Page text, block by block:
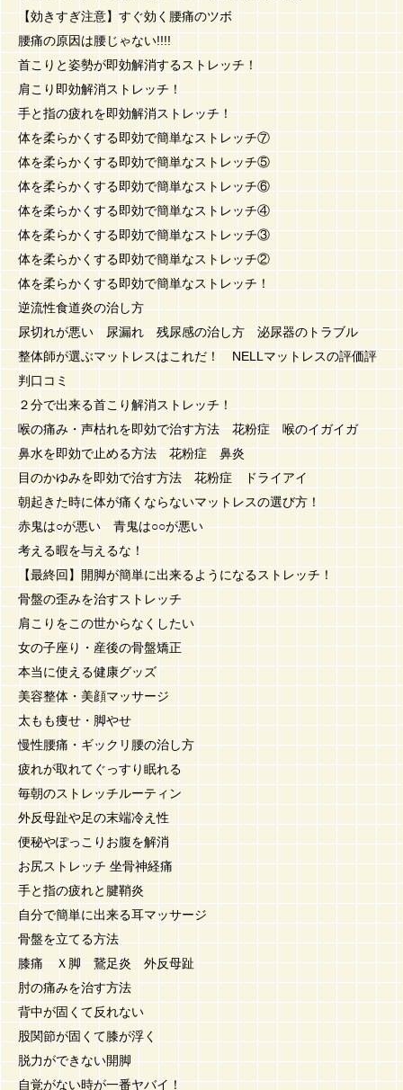
【効きすぎ注意】すぐ効く腰痛のツボ
腰痛の原因は腰じゃない!!!!
首こりと姿勢が即効解消するストレッチ！
肩こり即効解消ストレッチ！
手と指の疲れを即効解消ストレッチ！
体を柔らかくする即効で簡単なストレッチ⑦
体を柔らかくする即効で簡単なストレッチ⑤
体を柔らかくする即効で簡単なストレッチ⑥
体を柔らかくする即効で簡単なストレッチ④
体を柔らかくする即効で簡単なストレッチ③
体を柔らかくする即効で簡単なストレッチ②
体を柔らかくする即効で簡単なストレッチ！
逆流性食道炎の治し方
尿切れが悪い 尿漏れ 残尿感の治し方 泌尿器のトラブル
整体師が選ぶマットレスはこれだ！ NELLマットレスの評価評
判口コミ
２分で出来る首こり解消ストレッチ！
喉の痛み・声枯れを即効で治す方法 花粉症 喉のイガイガ
鼻水を即効で止める方法 花粉症 鼻炎
目のかゆみを即効で治す方法 花粉症 ドライアイ
朝起きた時に体が痛くならないマットレスの選び方！
赤鬼は○が悪い 青鬼は○○が悪い
考える暇を与えるな！
【最終回】開脚が簡単に出来るようになるストレッチ！
骨盤の歪みを治すストレッチ
肩こりをこの世からなくしたい
女の子座り・産後の骨盤矯正
本当に使える健康グッズ
美容整体・美顔マッサージ
太もも痩せ・脚やせ
慢性腰痛・ギックリ腰の治し方
疲れが取れてぐっすり眠れる
毎朝のストレッチルーティン
外反母趾や足の末端冷え性
便秘やぽっこりお腹を解消
お尻ストレッチ 坐骨神経痛
手と指の疲れと腱鞘炎
自分で簡単に出来る耳マッサージ
骨盤を立てる方法
膝痛 Ｘ脚 鵞足炎 外反母趾
肘の痛みを治す方法
背中が固くて反れない
股関節が固くて膝が浮く
脱力ができない開脚
自覚がない時が一番ヤバイ！